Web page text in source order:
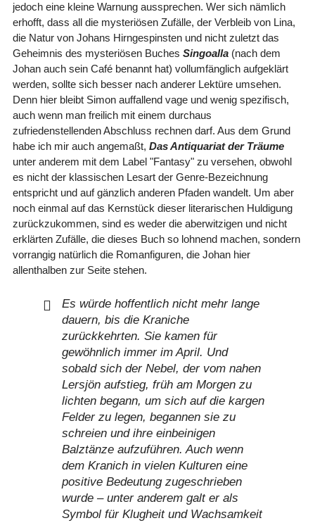
jedoch eine kleine Warnung aussprechen. Wer sich nämlich
erhofft, dass all die mysteriösen Zufälle, der Verbleib von Lina,
die Natur von Johans Hirngespinsten und nicht zuletzt das
Geheimnis des mysteriösen Buches Singoalla(nach dem
Johan auch sein Café benannt hat) vollumfänglich aufgeklärt
werden, sollte sich besser nach anderer Lektüre umsehen.
Denn hier bleibt Simon auffallend vage und wenig spezifisch,
auch wenn man freilich mit einem durchaus
zufriedenstellenden Abschluss rechnen darf. Aus dem Grund
habe ich mir auch angemaßt, Das Antiquariat der Träume
unter anderem mit dem Label "Fantasy" zu versehen, obwohl
es nicht der klassischen Lesart der Genre-Bezeichnung
entspricht und auf gänzlich anderen Pfaden wandelt. Um aber
noch einmal auf das Kernstück dieser literarischen Huldigung
zurückzukommen, sind es weder die aberwitzigen und nicht
erklärten Zufälle, die dieses Buch so lohnend machen, sondern
vorrangig natürlich die Romanfiguren, die Johan hier
allenthalben zur Seite stehen.
Es würde hoffentlich nicht mehr lange
dauern, bis die Kraniche
zurückkehrten. Sie kamen für
gewöhnlich immer im April. Und
sobald sich der Nebel, der vom nahen
Lersjön aufstieg, früh am Morgen zu
lichten begann, um sich auf die kargen
Felder zu legen, begannen sie zu
schreien und ihre einbeinigen
Balztänze aufzuführen. Auch wenn
dem Kranich in vielen Kulturen eine
positive Bedeutung zugeschrieben
wurde – unter anderem galt er als
Symbol für Klugheit und Wachsamkeit